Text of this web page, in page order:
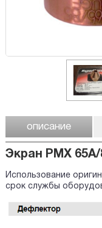
описание
Экран PMX 65A/
Использование
срок службы